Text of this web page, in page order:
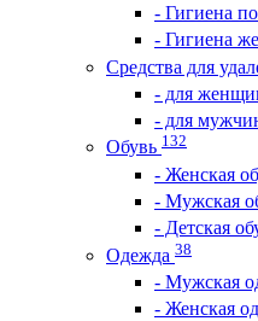
- Гигиена
- Гигиена
Средства для
- для
- для
Обувь 132
- Женская
- Мужская
- Детская
Одежда 38
- Мужская
- Женская